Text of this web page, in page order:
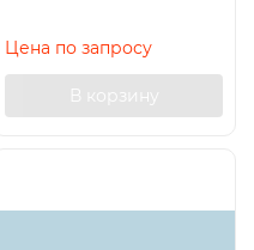
Цена по запросу
В корзину
аналог